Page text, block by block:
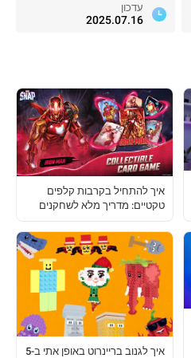
עדכון
2025.07.16
איך להתחיל בקרבות קלפים
טקטיים: מדריך מלא לשחקנים
איך לגנוב בריינרוט באופן אתי ב-5